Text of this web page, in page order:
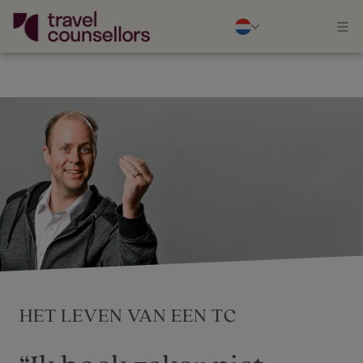
HET LEVEN VAN EEN TC